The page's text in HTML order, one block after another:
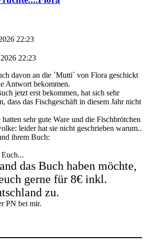
22:23
22:23
davon an die `Mutti´ von Flora geschickt
Antwort bekommen.
jetzt erst bekommen, hat sich sehr
dass das Fischgeschäft in diesem Jahr nicht
hatten sehr gute Ware und die Fischbrötchen
leider hat sie nicht geschrieben warum..
ihrem Buch:
das Buch haben möchte,
gerne für 8€ inkl.
zu.
PN bei mir.